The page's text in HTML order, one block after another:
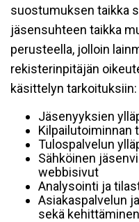
suostumuksen taikka
jäsensuhteen taikka
perusteella, jolloin
rekisterinpitäjän
käsittelyn tarkoituksiin:
Jäsenyyksien
Kilpailutoiminnan
Tulospalvelun
Sähköinen
webbisivut
Analysointi ja
Asiakaspalvelun
sekä kehittäminen